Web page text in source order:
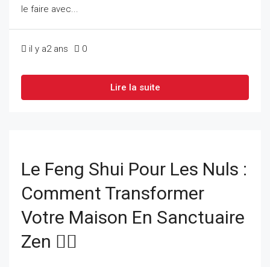
le faire avec...
il y a2 ans 0
Lire la suite
Le Feng Shui Pour Les Nuls :
Comment Transformer
Votre Maison En Sanctuaire
Zen 🧘‍♀️